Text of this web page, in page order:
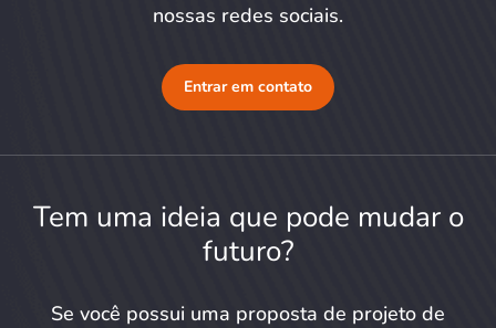
nossas redes sociais.
Entrar em contato
Tem uma ideia que pode mudar o
futuro?
Se você possui uma proposta de projeto de